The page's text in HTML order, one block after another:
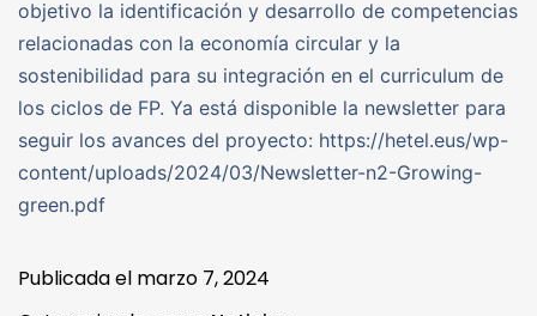
objetivo la identificación y desarrollo de competencias
relacionadas con la economía circular y la
sostenibilidad para su integración en el curriculum de
los ciclos de FP. Ya está disponible la newsletter para
seguir los avances del proyecto: https://hetel.eus/wp-
content/uploads/2024/03/Newsletter-n2-Growing-
green.pdf
Publicada el marzo 7, 2024